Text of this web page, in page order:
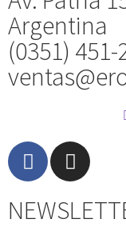
Argentina
(0351)